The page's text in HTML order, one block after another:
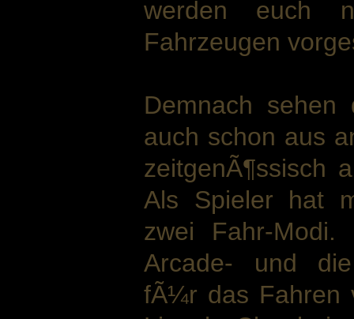
werden euch
Fahrzeugen
Demnach
auch schon aus
zeitgenÃ¶ssisch
Als Spieler hat
zwei Fahr-
Arcade- und die
fÃ¼r das Fahren